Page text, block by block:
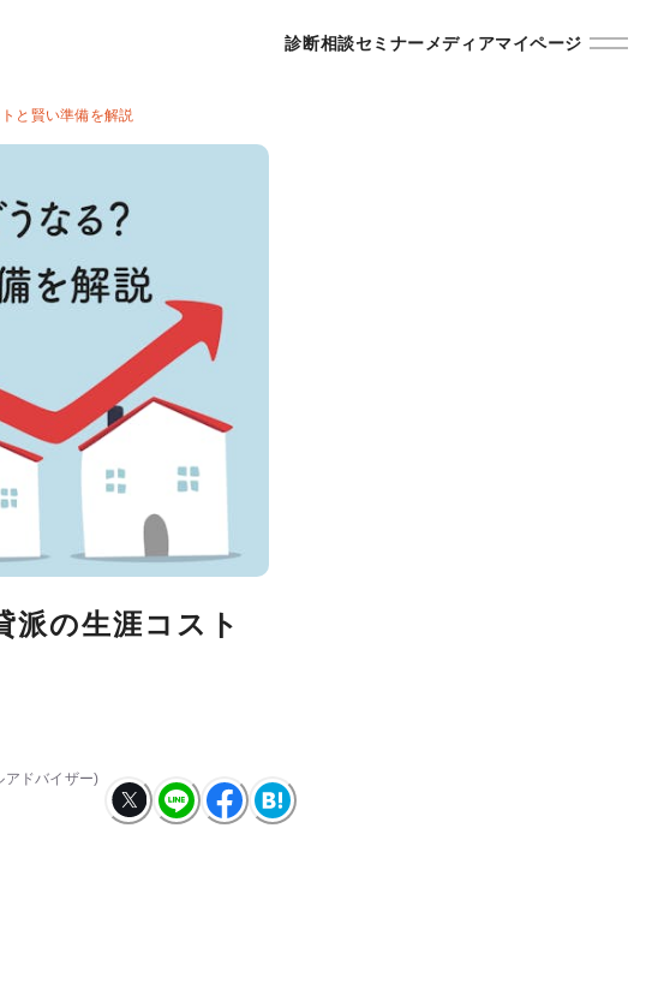
診断相談セミナーメディアマイページ
と賢い準備を解説
派の生涯コスト
アドバイザー)